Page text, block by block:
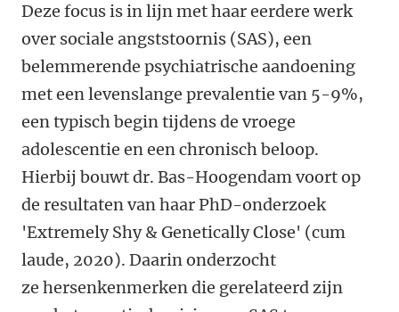
Deze focus is in lijn met haar eerdere werk
over sociale angststoornis (SAS), een
belemmerende psychiatrische aandoening
met een levenslange prevalentie van 5-9%,
een typisch begin tijdens de vroege
adolescentie en een chronisch beloop.
Hierbij bouwt dr. Bas-Hoogendam voort op
de resultaten van haar PhD-onderzoek
'Extremely Shy & Genetically Close' (cum
laude, 2020). Daarin onderzocht
ze hersenkenmerken die gerelateerd zijn